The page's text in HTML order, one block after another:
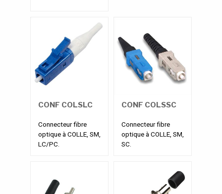
CONF COLSLC
Connecteur fibre
optique à COLLE, SM,
LC/PC.
CONF COLSSC
Connecteur fibre
optique à COLLE, SM,
SC.